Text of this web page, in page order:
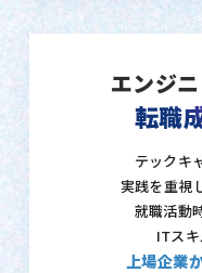
エンジ
転職
テックキ
実践を重視
就職活動
ITスキ
上場企業